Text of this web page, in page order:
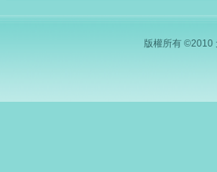
版權所有 ©2010